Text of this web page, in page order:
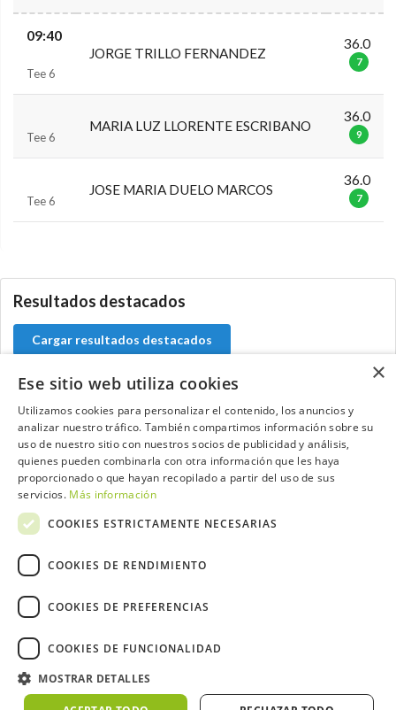
09:40
Tee 6
JORGE TRILLO FERNANDEZ
36.0
7
Tee 6
MARIA LUZ LLORENTE ESCRIBANO
36.0
9
Tee 6
JOSE MARIA DUELO MARCOS
36.0
7
Resultados destacados
Cargar resultados destacados
Contacta con el equipo de NextCaddy
Opina Contacta
2026 ©NextCaddy.
Política de Cookies
Política de Privacidad
×
Ese sitio web utiliza cookies
Utilizamos cookies para personalizar el contenido, los anuncios y
analizar nuestro tráfico. También compartimos información sobre su
uso de nuestro sitio con nuestros socios de publicidad y análisis,
quienes pueden combinarla con otra información que les haya
proporcionado o que hayan recopilado a partir del uso de sus
servicios. Más información
COOKIES ESTRICTAMENTE NECESARIAS
COOKIES DE RENDIMIENTO
COOKIES DE PREFERENCIAS
COOKIES DE FUNCIONALIDAD
MOSTRAR DETALLES